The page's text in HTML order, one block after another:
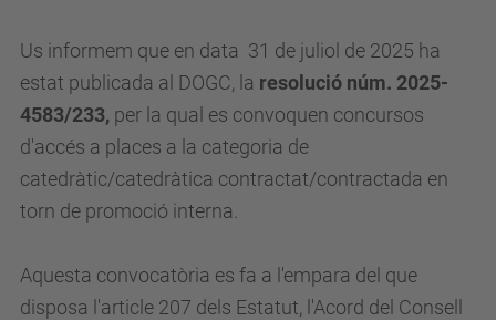
Us informem que en data 31 de juliol de 2025 ha
estat publicada al DOGC, la resolució núm. 2025-
4583/233, per la qual es convoquen concursos
d'accés a places a la categoria de
catedràtic/catedràtica contractat/contractada en
torn de promoció interna.
Aquesta convocatòria es fa a l'empara del que
disposa l'article 207 dels Estatut, l'Acord del Consell